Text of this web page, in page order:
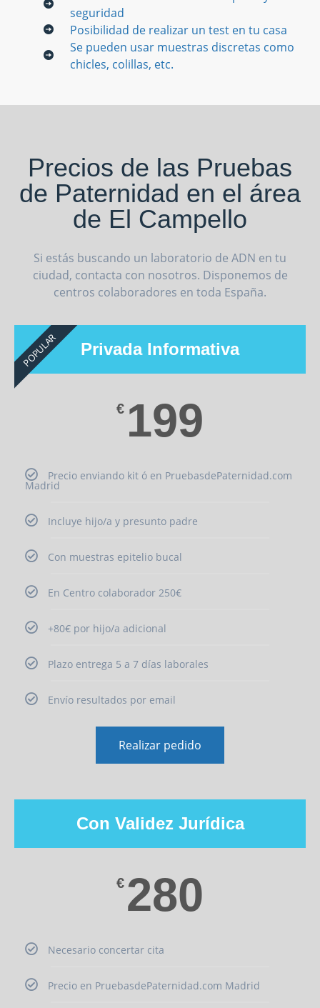
seguridad
Posibilidad de realizar un test en tu casa
Se pueden usar muestras discretas como
chicles, colillas, etc.
Precios de las Pruebas
de Paternidad en el área
de El Campello
Si estás buscando un laboratorio de ADN en tu
ciudad, contacta con nosotros. Disponemos de
centros colaboradores en toda España.
Privada Informativa
€ 199
Precio enviando kit ó en PruebasdePaternidad.com
Madrid
Incluye hijo/a y presunto padre
Con muestras epitelio bucal
En Centro colaborador 250€
+80€ por hijo/a adicional
Plazo entrega 5 a 7 días laborales
Envío resultados por email
Realizar pedido
POPULAR
Con Validez Jurídica
€ 280
Necesario concertar cita
Precio en PruebasdePaternidad.com Madrid